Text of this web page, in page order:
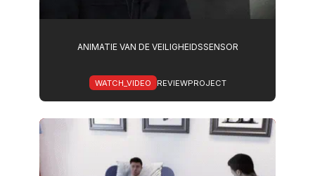
ANIMATIE VAN DE VEILIGHEIDSSENSOR
WATCH_VIDEO REVIEWPROJECT